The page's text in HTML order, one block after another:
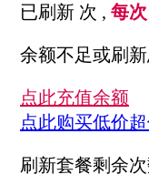
已刷新 次 , 每
余额不足或刷
点此充值余额
点此购买低价
刷新套餐剩余